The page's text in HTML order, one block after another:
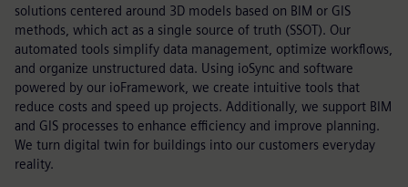
solutions centered around 3D models based on BIM or GIS
methods, which act as a single source of truth (SSOT). Our
automated tools simplify data management, optimize workflows,
and organize unstructured data. Using ioSync and software
powered by our ioFramework, we create intuitive tools that
reduce costs and speed up projects. Additionally, we support BIM
and GIS processes to enhance efficiency and improve planning.
We turn digital twin for buildings into our customers everyday
reality.